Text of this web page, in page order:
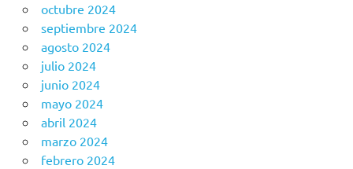
octubre 2024
septiembre 2024
agosto 2024
julio 2024
junio 2024
mayo 2024
abril 2024
marzo 2024
febrero 2024